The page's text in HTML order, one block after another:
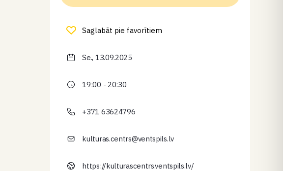
Saglabāt pie favorītiem
Se., 13.09.2025
19:00 - 20:30
+371 63624796
kulturas.centrs@ventspils.lv
https://kulturascentrs.ventspils.lv/